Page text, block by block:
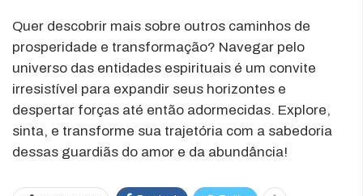
Quer descobrir mais sobre outros caminhos de
prosperidade e transformação? Navegar pelo
universo das entidades espirituais é um convite
irresistível para expandir seus horizontes e
despertar forças até então adormecidas. Explore,
sinta, e transforme sua trajetória com a sabedoria
dessas guardiãs do amor e da abundância!